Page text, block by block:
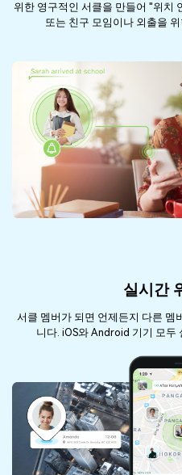
위한 영구적인 서클을 만들어 "위치
또는 친구 모임이나 외출을
실시간
서클 멤버가 되면 언제든지 다른 멤
니다. iOS와 Android 기기 모두